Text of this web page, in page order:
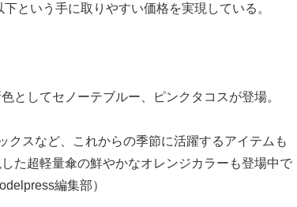
という手に取りやすい価格を実現している。
としてセノーテブルー、ピンクタコスが登場。
スなど、これからの季節に活躍するアイテムも
た超軽量傘の鮮やかなオレンジカラーも登場中で
編集部）